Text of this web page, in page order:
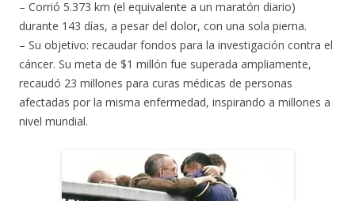
– Corrió 5.373 km (el equivalente a un maratón diario)
durante 143 días, a pesar del dolor, con una sola pierna.
– Su objetivo: recaudar fondos para la investigación contra el
cáncer. Su meta de $1 millón fue superada ampliamente,
recaudó 23 millones para curas médicas de personas
afectadas por la misma enfermedad, inspirando a millones a
nivel mundial.